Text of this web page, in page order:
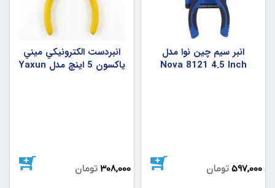
انبر سيم چين نوا مدل
Nova 8121 4.5 Inch
597,000 تومان
انبردست الکترونيکي ميني
ياکسون 5 اينچ مدل Yaxun
308,000 تومان